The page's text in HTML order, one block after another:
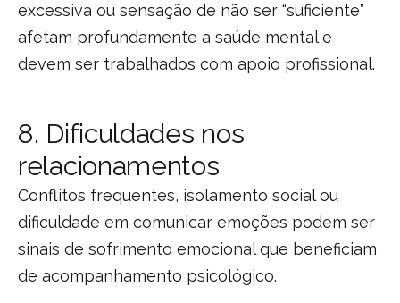
excessiva ou sensação de não ser “suficiente”
afetam profundamente a saúde mental e
devem ser trabalhados com apoio profissional.
8. Dificuldades nos
relacionamentos
Conflitos frequentes, isolamento social ou
dificuldade em comunicar emoções podem ser
sinais de sofrimento emocional que beneficiam
de acompanhamento psicológico.